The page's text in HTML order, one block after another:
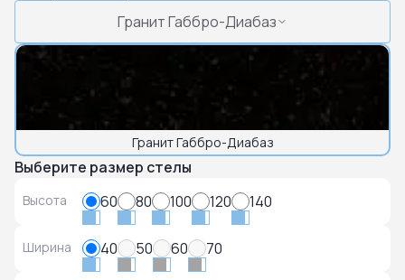
Гранит Габбро-Диабаз
Гранит Габбро-Диабаз
Выберите размер стелы
Высота 60 80 100 120 140
Ширина 40 50 60 70